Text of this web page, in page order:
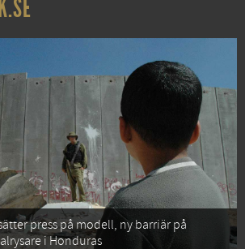
press på modell, ny barriär på
i Honduras